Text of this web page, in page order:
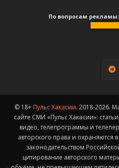
По вопросам рекламы:
© 18+ Пульс Хакасии. 2018-2026.
сайте СМИ «Пульс Хакасии»:
видео, телепрограммы и
авторского права и охраняются
законодательством
цитирование авторского